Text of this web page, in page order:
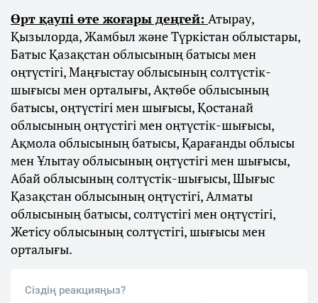
Өрт қаупі өте жоғары деңгей: Атырау,
Қызылорда, Жамбыл және Түркістан облыстары,
Батыс Қазақстан облысының батысы мен
оңтүстігі, Маңғыстау облысының солтүстік-
шығысы мен орталығы, Ақтөбе облысының
батысы, оңтүстігі мен шығысы, Қостанай
облысының оңтүстігі мен оңтүстік-шығысы,
Ақмола облысының батысы, Қарағанды облысы
мен Ұлытау облысының оңтүстігі мен шығысы,
Абай облысының солтүстік-шығысы, Шығыс
Қазақстан облысының оңтүстігі, Алматы
облысының батысы, солтүстігі мен оңтүстігі,
Жетісу облысының солтүстігі, шығысы мен
орталығы.
Сіздің реакцияңыз?